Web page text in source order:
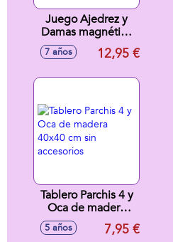
Juego Ajedrez y
Damas magnético
24x24 cm
7 años 12,95 €
Tablero Parchis 4 y
Oca de madera
40x40 cm sin
accesorios
5 años 7,95 €